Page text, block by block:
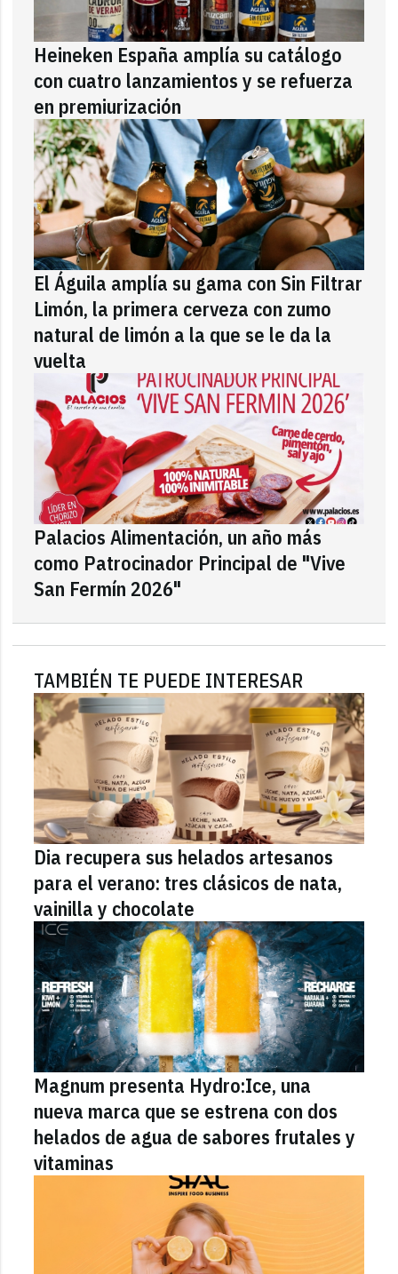
Heineken España amplía su catálogo
con cuatro lanzamientos y se refuerza
en premiurización
El Águila amplía su gama con Sin Filtrar
Limón, la primera cerveza con zumo
natural de limón a la que se le da la
vuelta
Palacios Alimentación, un año más
como Patrocinador Principal de "Vive
San Fermín 2026"
TAMBIÉN TE PUEDE INTERESAR
Dia recupera sus helados artesanos
para el verano: tres clásicos de nata,
vainilla y chocolate
Magnum presenta Hydro:Ice, una
nueva marca que se estrena con dos
helados de agua de sabores frutales y
vitaminas